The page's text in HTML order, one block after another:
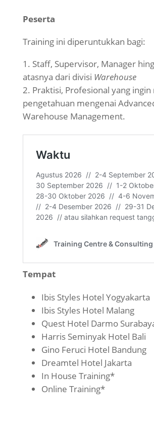
Peserta
Training ini diperuntukkan bagi:
Staff, Supervisor, Manager
atasnya dari divisi Warehouse
Praktisi, Profesional yang
pengetahuan mengenai
Warehouse Management.
Tempat
Ibis Styles Hotel Yogyakarta
Ibis Styles Hotel Malang
Quest Hotel Darmo
Harris Seminyak Hotel Bali
Gino Feruci Hotel Bandung
Dreamtel Hotel Jakarta
In House Training*
Online Training*